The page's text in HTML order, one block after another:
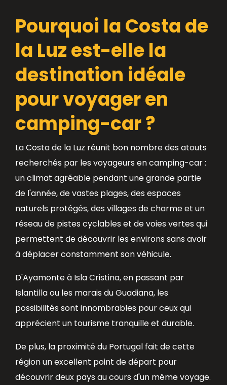
Pourquoi la Costa de
la Luz est-elle la
destination idéale
pour voyager en
camping-car ?
La Costa de la Luz réunit bon nombre des atouts
recherchés par les voyageurs en camping-car :
un climat agréable pendant une grande partie
de l'année, de vastes plages, des espaces
naturels protégés, des villages de charme et un
réseau de pistes cyclables et de voies vertes qui
permettent de découvrir les environs sans avoir
à déplacer constamment son véhicule.
D'Ayamonte à Isla Cristina, en passant par
Islantilla ou les marais du Guadiana, les
possibilités sont innombrables pour ceux qui
apprécient un tourisme tranquille et durable.
De plus, la proximité du Portugal fait de cette
région un excellent point de départ pour
découvrir deux pays au cours d'un même voyage.